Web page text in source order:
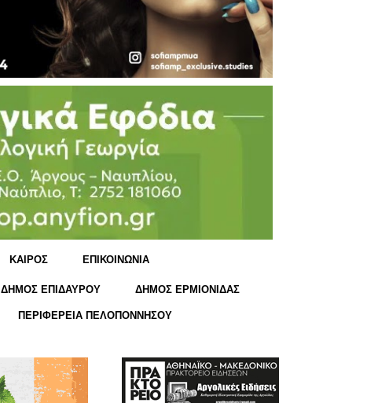
KΑΙΡΟΣ ΕΠΙΚΟΙΝΩΝΙΑ
ΔΗΜΟΣ ΕΠΙΔΑΥΡΟΥ ΔΗΜΟΣ ΕΡΜΙΟΝΙΔΑΣ
ΠΕΡΙΦΕΡΕΙΑ ΠΕΛΟΠΟΝΝΗΣΟΥ